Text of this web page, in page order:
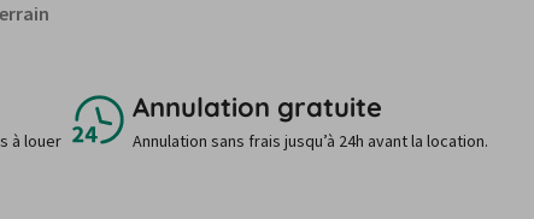
à louer
Annulation gratuite
Annulation sans frais jusqu’à 24h avant la location.